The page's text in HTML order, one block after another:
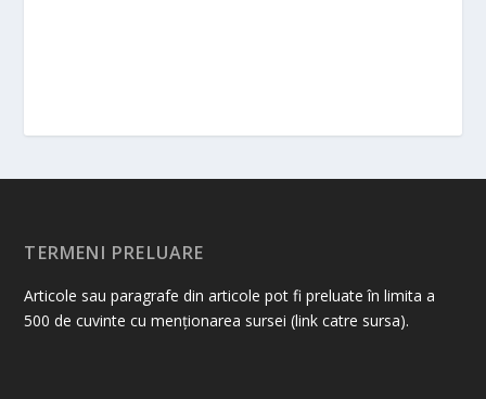
TERMENI PRELUARE
Articole sau paragrafe din articole pot fi preluate în limita a
500 de cuvinte cu menționarea sursei (link catre sursa).